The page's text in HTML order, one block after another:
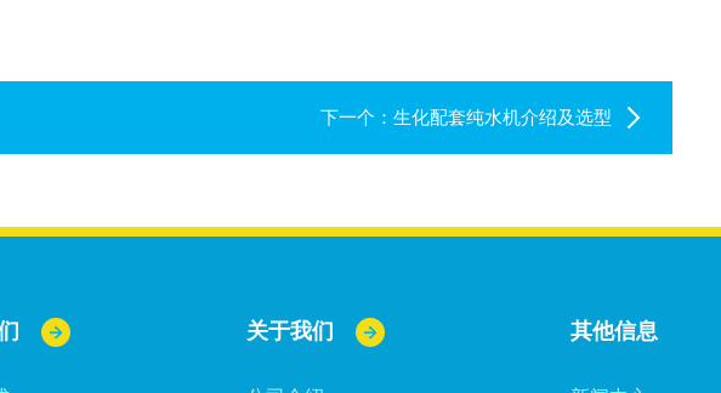
下一个： 生化配套纯水机介绍及选型
关于我们 其他信息